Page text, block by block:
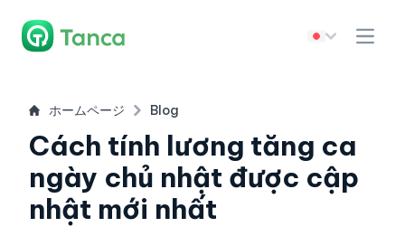
ホームページ Blog
Cách tính lương tăng ca
ngày chủ nhật được cập
nhật mới nhất